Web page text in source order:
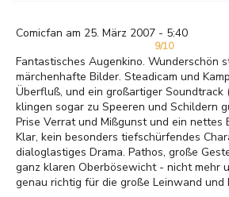
Comicfan am 25. März 2007 - 5:40
9/10
Fantastisches Augenkino. Wunderschön
märchenhafte Bilder. Steadicam und
Überfluß, und ein großartiger Soundtrack
klingen sogar zu Speeren und Schildern
Prise Verrat und Mißgunst und ein nettes
Klar, kein besonders tiefschürfendes
dialoglastiges Drama. Pathos, große
ganz klaren Oberbösewicht - nicht mehr
genau richtig für die große Leinwand und